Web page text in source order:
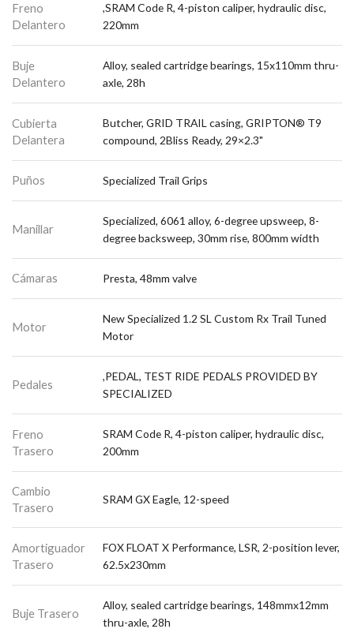
Freno
Delantero
,SRAM Code R, 4-piston caliper, hydraulic disc,
220mm
Buje
Delantero
Alloy, sealed cartridge bearings, 15x110mm thru-
axle, 28h
Cubierta
Delantera
Butcher, GRID TRAIL casing, GRIPTON® T9
compound, 2Bliss Ready, 29×2.3"
Puños Specialized Trail Grips
Manillar
Specialized, 6061 alloy, 6-degree upsweep, 8-
degree backsweep, 30mm rise, 800mm width
Cámaras Presta, 48mm valve
Motor
New Specialized 1.2 SL Custom Rx Trail Tuned
Motor
Pedales
,PEDAL, TEST RIDE PEDALS PROVIDED BY
SPECIALIZED
Freno
Trasero
SRAM Code R, 4-piston caliper, hydraulic disc,
200mm
Cambio
Trasero
SRAM GX Eagle, 12-speed
Amortiguador
Trasero
FOX FLOAT X Performance, LSR, 2-position lever,
62.5x230mm
Buje Trasero
Alloy, sealed cartridge bearings, 148mmx12mm
thru-axle, 28h